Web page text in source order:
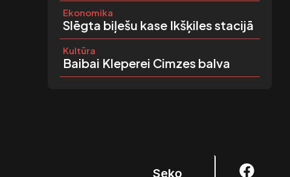
Ekonomika
Slēgta biļešu kase Ikšķiles stacijā
Kultūra
Baibai Kleperei Cimzes balva
Seko
F
I